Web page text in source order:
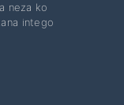
neza ko
intego